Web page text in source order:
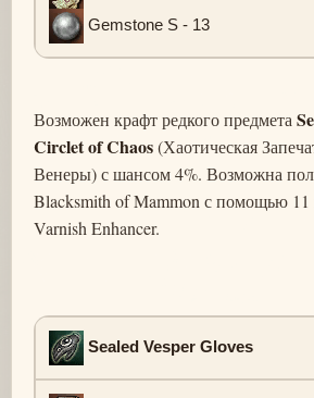
Gemstone S - 13
Возможен крафт редкого предмета
Circlet of Chaos(Хаотическая
Венеры) с шансом 4%. Возможна
Blacksmith of Mammon с помощью
Varnish Enhancer.
Sealed Vesper Gloves